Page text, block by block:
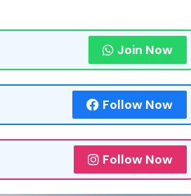
Join Now
Follow Now
Follow Now